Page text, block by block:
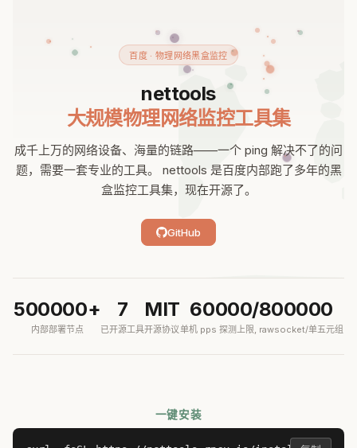
百度 · 物理网络黑盒监控
nettools
大规模物理网络监控工具集
成千上万的网络设备、海量的链路——一个 ping 解决不了的问
题，需要一套专业的工具。 nettools 是百度内部跑了多年的黑
盒监控工具集，现在开源了。
GitHub
500000+
内部部署节点
7
已开源工具
MIT
开源协议
60000/800000
单机 pps 探测上限, rawsocket/单五元组
一键安装